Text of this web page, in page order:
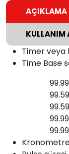
AÇIKLAMA
KULLANIM
Timer veya
Time Base
99.99
99.59
99.59
99.99
99.99